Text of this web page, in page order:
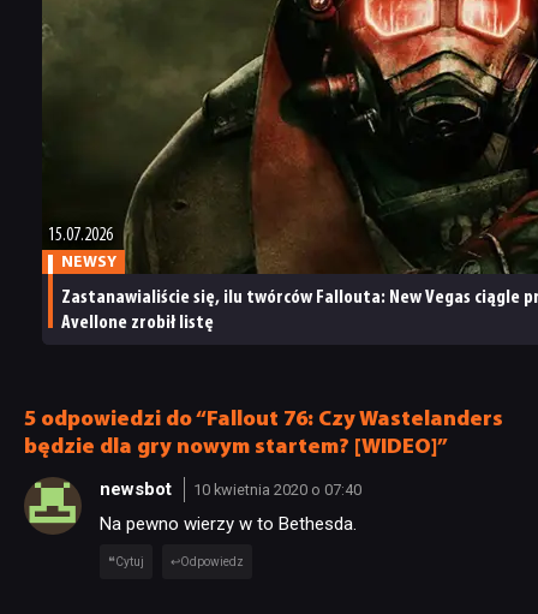
nawet
specjalny
się
też
na przyszłość
15.07.2026
NEWSY
Zastanawialiście się, ilu twórców Fallouta: New Vegas ciągle
Avellone zrobił listę
5 odpowiedzi do “Fallout 76: Czy Wastelanders
będzie dla gry nowym startem? [WIDEO]”
newsbot 10 kwietnia 2020 o 07:40
Na pewno wierzy w to Bethesda.
Cytuj Odpowiedz